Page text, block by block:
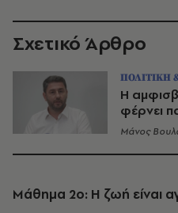
Σχετικό Άρθρο
ΠΟΛΙΤΙΚΗ
Η
φέρνει
Μάνος
Μάθημα 2ο: Η ζωή είναι